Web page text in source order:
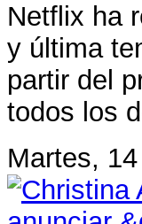
Netflix ha
y última
partir del
todos los
Martes,